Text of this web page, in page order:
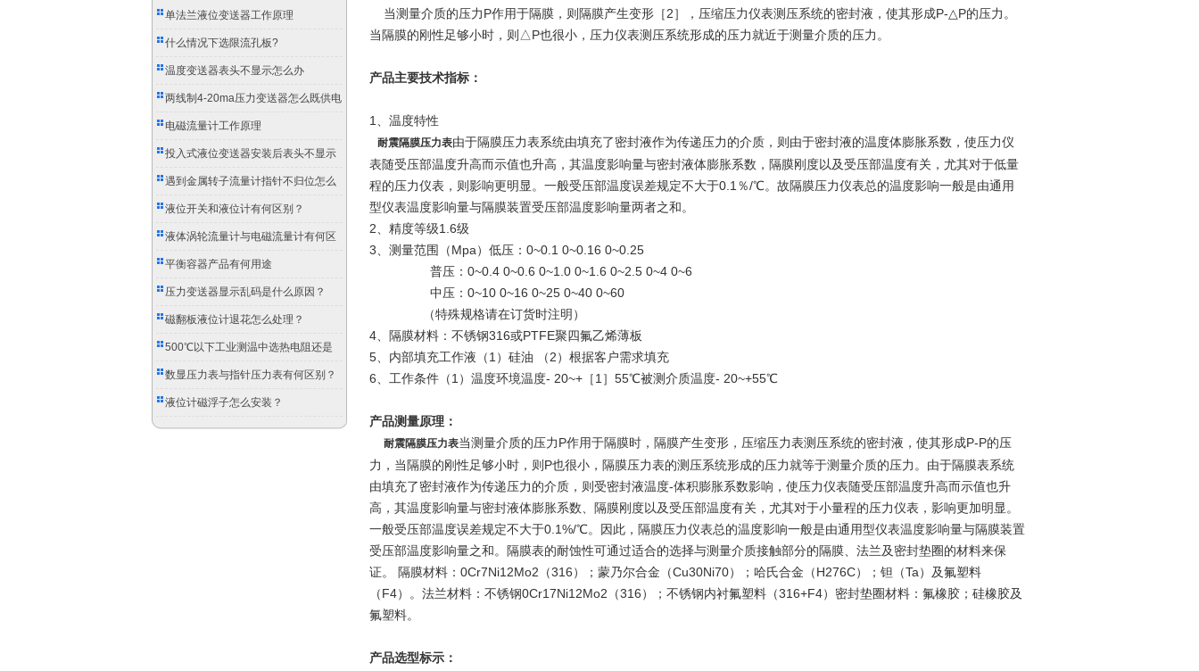
单法兰液位变送器工作原理
什么情况下选限流孔板?
温度变送器表头不显示怎么办
两线制4-20ma压力变送器怎么既供电
又传信号？
电磁流量计工作原理
投入式液位变送器安装后表头不显示
怎么办？
遇到金属转子流量计指针不归位怎么
办？
液位开关和液位计有何区别？
液体涡轮流量计与电磁流量计有何区
别？
平衡容器产品有何用途
压力变送器显示乱码是什么原因？
磁翻板液位计退花怎么处理？
500℃以下工业测温中选热电阻还是
双金属温度计？
数显压力表与指针压力表有何区别？
液位计磁浮子怎么安装？
当测量介质的压力P作用于隔膜，则隔膜产生变形［2］，压缩压力仪表测压系统的密封液，使其形成P-△P的压力。
当隔膜的刚性足够小时，则△P也很小，压力仪表测压系统形成的压力就近于测量介质的压力。
产品主要技术指标：
1、温度特性
耐震隔膜压力表由于隔膜压力表系统由填充了密封液作为传递压力的介质，则由于密封液的温度体膨胀系数，使压力仪
表随受压部温度升高而示值也升高，其温度影响量与密封液体膨胀系数，隔膜刚度以及受压部温度有关，尤其对于低量
程的压力仪表，则影响更明显。一般受压部温度误差规定不大于0.1％/℃。故隔膜压力仪表总的温度影响一般是由通用
型仪表温度影响量与隔膜装置受压部温度影响量两者之和。
2、精度等级1.6级
3、测量范围（Mpa）低压：0~0.1 0~0.16 0~0.25
普压：0~0.4 0~0.6 0~1.0 0~1.6 0~2.5 0~4 0~6
中压：0~10 0~16 0~25 0~40 0~60
（特殊规格请在订货时注明）
4、隔膜材料：不锈钢316或PTFE聚四氟乙烯薄板
5、内部填充工作液（1）硅油 （2）根据客户需求填充
6、工作条件（1）温度环境温度- 20~+［1］55℃被测介质温度- 20~+55℃
产品测量原理：
耐震隔膜压力表当测量介质的压力P作用于隔膜时，隔膜产生变形，压缩压力表测压系统的密封液，使其形成P-P的压
力，当隔膜的刚性足够小时，则P也很小，隔膜压力表的测压系统形成的压力就等于测量介质的压力。由于隔膜表系统
由填充了密封液作为传递压力的介质，则受密封液温度-体积膨胀系数影响，使压力仪表随受压部温度升高而示值也升
高，其温度影响量与密封液体膨胀系数、隔膜刚度以及受压部温度有关，尤其对于小量程的压力仪表，影响更加明显。
一般受压部温度误差规定不大于0.1%/℃。因此，隔膜压力仪表总的温度影响一般是由通用型仪表温度影响量与隔膜装置
受压部温度影响量之和。隔膜表的耐蚀性可通过适合的选择与测量介质接触部分的隔膜、法兰及密封垫圈的材料来保
证。 隔膜材料：0Cr7Ni12Mo2（316）；蒙乃尔合金（Cu30Ni70）；哈氏合金（H276C）；钽（Ta）及氟塑料
（F4）。法兰材料：不锈钢0Cr17Ni12Mo2（316）；不锈钢内衬氟塑料（316+F4）密封垫圈材料：氟橡胶；硅橡胶及
氟塑料。
产品选型标示：